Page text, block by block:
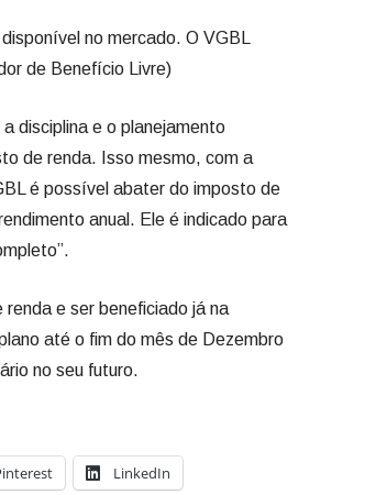
no mercado. O VGBL
de Benefício Livre)
e o planejamento
de renda. Isso mesmo, com a
é possível abater do imposto de
anual. Ele é indicado para
e ser beneficiado já na
até o fim do mês de Dezembro
no seu futuro.
LinkedIn